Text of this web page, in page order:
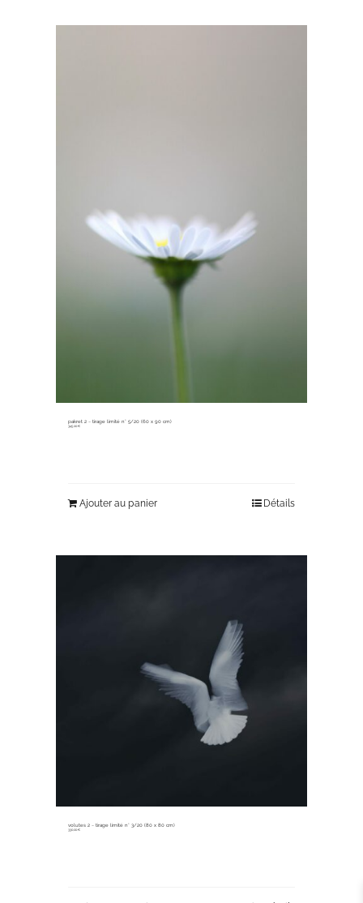
pakret 2 ~ tirage limité n° 5/20 (60 x 90 cm)
345,00€
Ajouter au panier Détails
volutes 2 ~ tirage limité n° 3/20 (80 x 80 cm)
330,00€